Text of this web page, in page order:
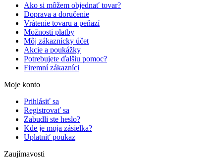
Ako si môžem objednať tovar?
Doprava a doručenie
Vrátenie tovaru a peňazí
Možnosti platby
Môj zákaznícky účet
Akcie a poukážky
Potrebujete ďalšiu pomoc?
Firemní zákazníci
Moje konto
Prihlásiť sa
Registrovať sa
Zabudli ste heslo?
Kde je moja zásielka?
Uplatniť poukaz
Zaujímavosti